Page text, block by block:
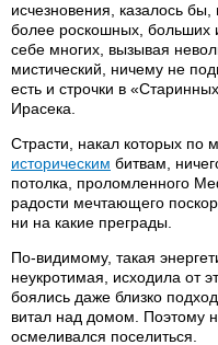
исчезновения, казалось
более роскошных, больших
себе многих, вызывая
мистический, ничему не
есть и строчки в
Ирасека.
Страсти, накал которых по
историческим битвам,
потолка, проломленного
радости мечтающего
ни на какие преграды.
По-видимому, такая
неукротимая, исходила от
боялись даже близко
витал над домом. Поэтому
осмеливался поселиться.